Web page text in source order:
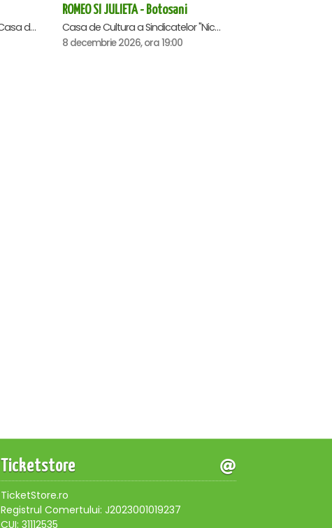
Centrul Cultural Ion Besoiu ( Casa de Cultura a Sindicatelor ), Sibiu
ROMEO SI JULIETA - Botosani
Casa de Cultura a Sindicatelor "Nicolae Iorga" , Botosani
8 decembrie 2026, ora 19:00
Ticketstore
TicketStore.ro
Registrul Comertului: J2023001019237
CUI: 31112535